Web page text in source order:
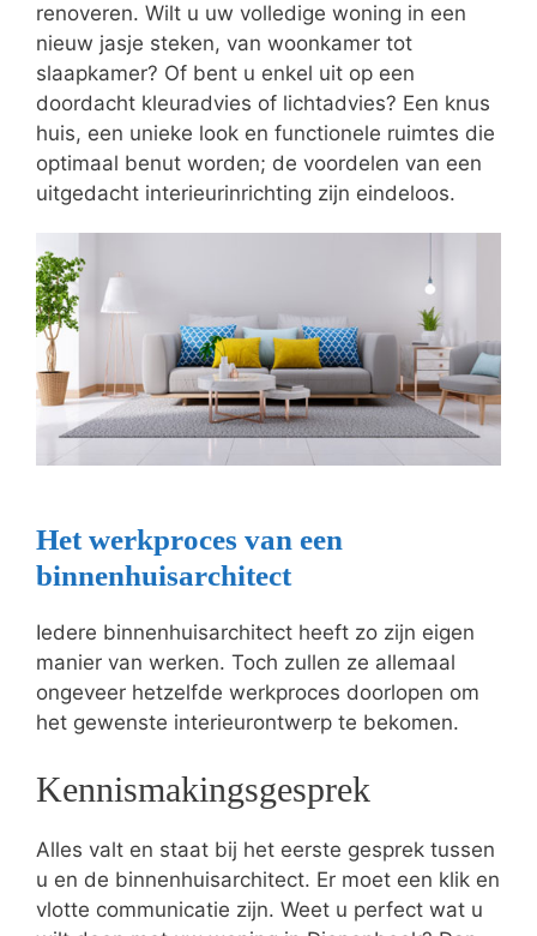
renoveren. Wilt u uw volledige woning in een
nieuw jasje steken, van woonkamer tot
slaapkamer? Of bent u enkel uit op een
doordacht kleuradvies of lichtadvies? Een knus
huis, een unieke look en functionele ruimtes die
optimaal benut worden; de voordelen van een
uitgedacht interieurinrichting zijn eindeloos.
Het werkproces van een
binnenhuisarchitect
Iedere binnenhuisarchitect heeft zo zijn eigen
manier van werken. Toch zullen ze allemaal
ongeveer hetzelfde werkproces doorlopen om
het gewenste interieurontwerp te bekomen.
Kennismakingsgesprek
Alles valt en staat bij het eerste gesprek tussen
u en de binnenhuisarchitect. Er moet een klik en
vlotte communicatie zijn. Weet u perfect wat u